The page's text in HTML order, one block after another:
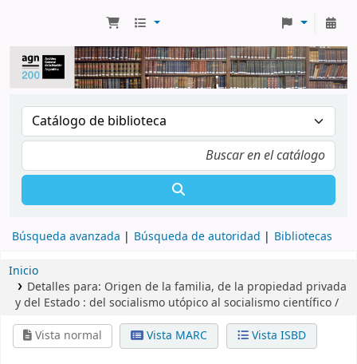
Búsqueda avanzada Búsqueda de autoridad Bibliotecas
Inicio
Detalles para: Origen de la familia, de la propiedad privada
y del Estado : del socialismo utópico al socialismo científico /
Vista normal
Vista MARC Vista ISBD